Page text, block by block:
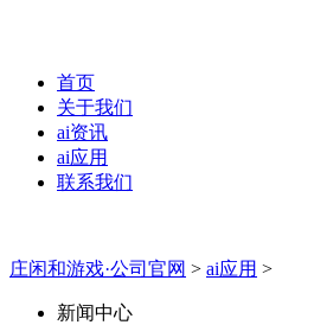
首页
关于我们
ai资讯
ai应用
联系我们
庄闲和游戏·公司官网 > ai应用 >
新闻中心